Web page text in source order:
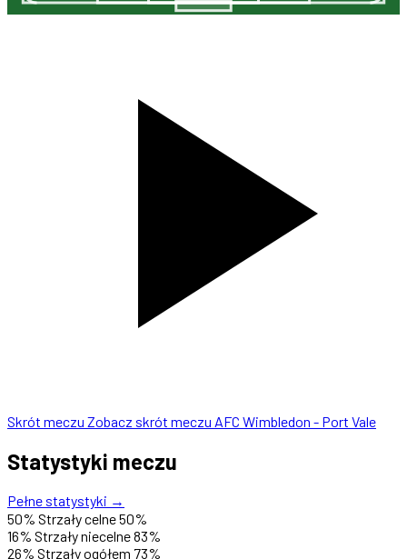
Skrót meczu Zobacz skrót meczu AFC Wimbledon - Port Vale
Statystyki meczu
Pełne statystyki →
50% Strzały celne50%
16% Strzały niecelne83%
26% Strzały ogółem 73%